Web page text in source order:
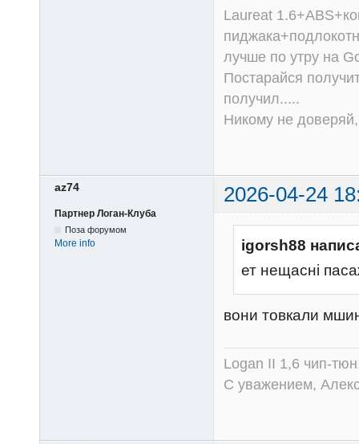
Laureat
лучше по утру на
Постарайся
получил.....
Никому не
az74 2026-04-24
Партнер Логан-Клуба
Поза форумом
More info
igorsh88
ет нещасні
вони товкали
Logan II 1,6 чип-
С уважением,